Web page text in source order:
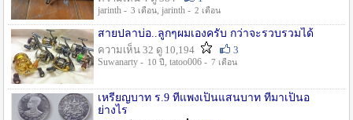
jarinth - 3 เดือน, jarinth - 2 เดือน
สายปลาบ่อ..ลูกๆผมเองครับ กว่าจะรวบรวมได้
ความเห็น 32 ดู 10,194
3
Suwanarty - 10 ปี , tatoo006 - 7 เดือน
เหรียญบาท ร.9 ที่แพงเป็นแสนบาท ที่มาเป็นอ
ย่างไร